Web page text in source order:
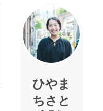
ひやま
ちさと